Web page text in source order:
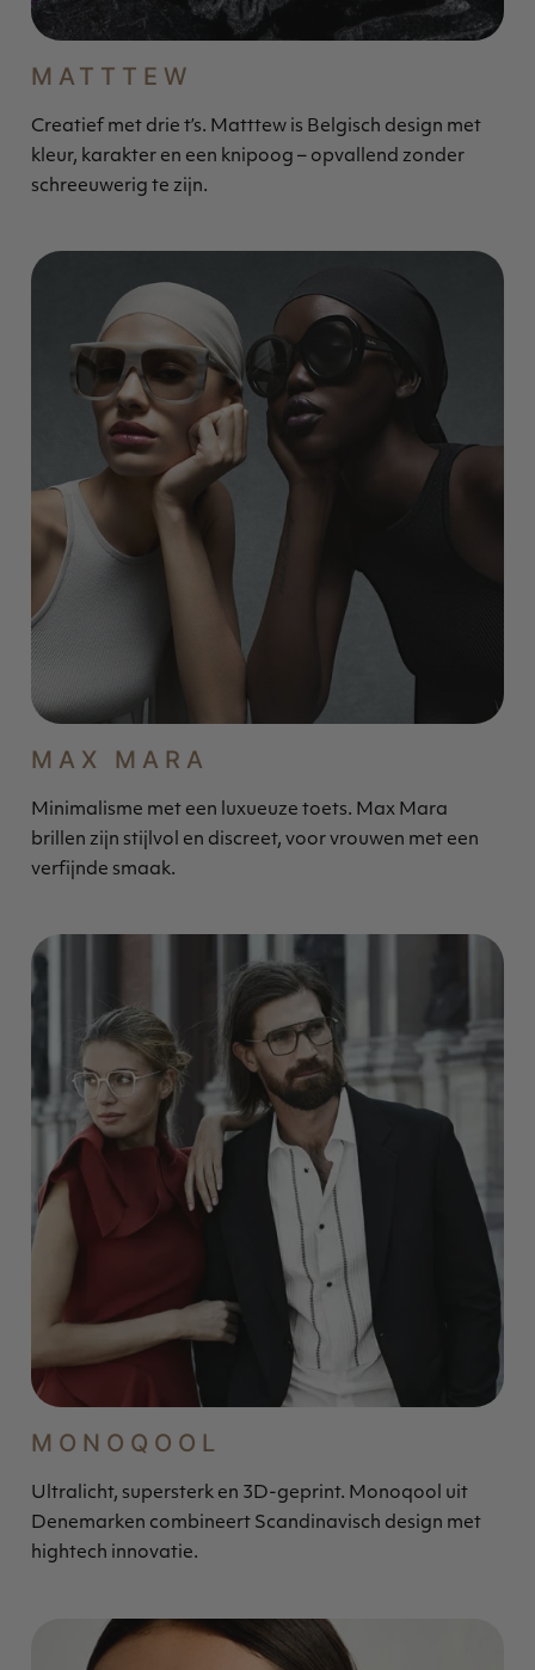
MATTTEW
Creatief met drie t’s. Matttew is Belgisch design met
kleur, karakter en een knipoog – opvallend zonder
schreeuwerig te zijn.
MAX MARA
Minimalisme met een luxueuze toets. Max Mara
brillen zijn stijlvol en discreet, voor vrouwen met een
verfijnde smaak.
MONOQOOL
Ultralicht, supersterk en 3D-geprint. Monoqool uit
Denemarken combineert Scandinavisch design met
hightech innovatie.